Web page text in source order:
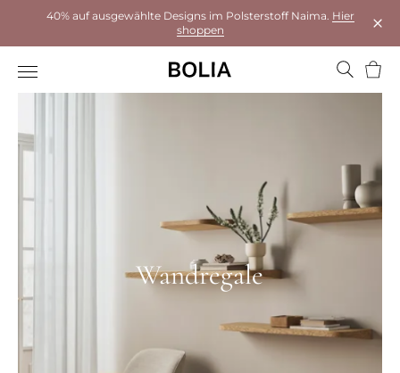
40% auf ausgewählte Designs im Polsterstoff Naima. Hier
shoppen
Wandregale